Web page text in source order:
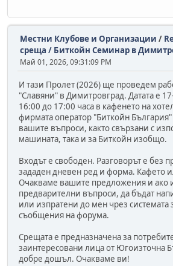
Местни Клубове и Организации /
среща / Биткойн Семинар в
Май 01, 2026, 09:31:09 PM
И тази Пролет (2026) ще проведем
"Славяни" в Димитровград. Датата е
16:00 до 17:00 часа в кафенето на
фирмата оператор "Биткойн
вашите въпроси, както свързани с
машината, така и за Биткойн изобщо.
Входът е свободен. Разговорът е без
зададен дневен ред и форма. Кафето
Очакваме вашите предложения и ако
предварителни въпроси, да бъдат
или изпратени до мен чрез системата
съобщения на форума.
Срещата е предназначена за
заинтересовани лица от Югоизточна
добре дошъл. Очакваме ви!